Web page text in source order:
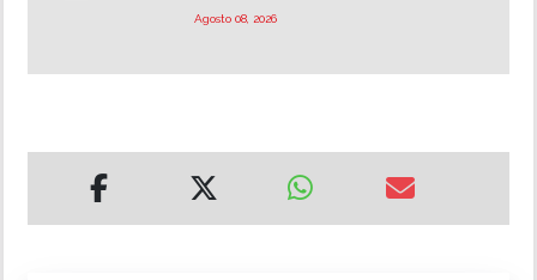
Agosto 08, 2026